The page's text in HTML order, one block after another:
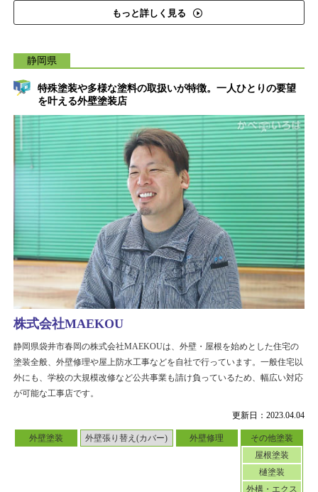
もっと詳しく見る
静岡県
特殊塗装や多様な塗料の取扱いが特徴。一人ひとりの要望
を叶える外壁塗装店
更新日：2023.04.04
外壁塗装 外壁張り替え(カバー) 外壁修理
その他塗装
屋根塗装
樋塗装
外構・エクス
株式会社MAEKOU
静岡県袋井市春岡の株式会社MAEKOUは、外壁・屋根を始めとした住宅の
塗装全般、外壁修理や屋上防水工事などを自社で行っています。一般住宅以
外にも、学校の大規模改修など公共事業も請け負っているため、幅広い対応
が可能な工事店です。